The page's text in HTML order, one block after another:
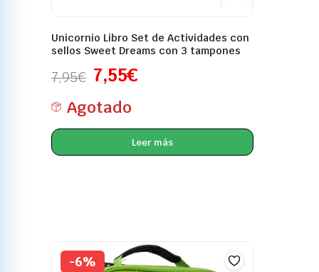
Unicornio Libro Set de Actividades con
sellos Sweet Dreams con 3 tampones
7,95€ 7,55€
Agotado
Leer más
-6%